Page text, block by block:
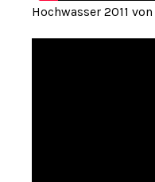
Hochwasser 2011 von